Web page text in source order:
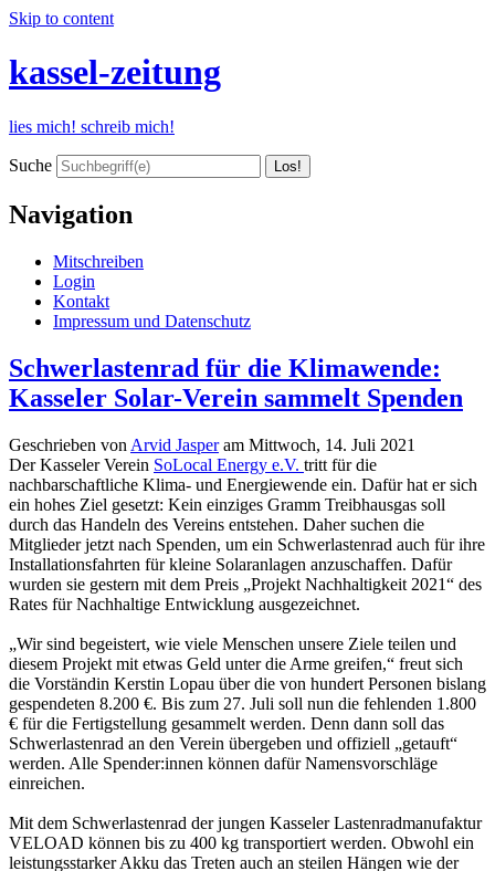
Skip to content
kassel-zeitung
lies mich! schreib mich!
Suche
Navigation
Mitschreiben
Login
Kontakt
Impressum und Datenschutz
Schwerlastenrad für die Klimawende:
Kasseler Solar-Verein sammelt Spenden
Geschrieben von Arvid Jasperam Mittwoch, 14. Juli 2021
Der Kasseler Verein SoLocal Energy e.V. tritt für die
nachbarschaftliche Klima- und Energiewende ein. Dafür hat er sich
ein hohes Ziel gesetzt: Kein einziges Gramm Treibhausgas soll
durch das Handeln des Vereins entstehen. Daher suchen die
Mitglieder jetzt nach Spenden, um ein Schwerlastenrad auch für ihre
Installationsfahrten für kleine Solaranlagen anzuschaffen. Dafür
wurden sie gestern mit dem Preis „Projekt Nachhaltigkeit 2021“ des
Rates für Nachhaltige Entwicklung ausgezeichnet.
„Wir sind begeistert, wie viele Menschen unsere Ziele teilen und
diesem Projekt mit etwas Geld unter die Arme greifen,“ freut sich
die Vorständin Kerstin Lopau über die von hundert Personen bislang
gespendeten 8.200 €. Bis zum 27. Juli soll nun die fehlenden 1.800
€ für die Fertigstellung gesammelt werden. Denn dann soll das
Schwerlastenrad an den Verein übergeben und offiziell „getauft“
werden. Alle Spender:innen können dafür Namensvorschläge
einreichen.
Mit dem Schwerlastenrad der jungen Kasseler Lastenradmanufaktur
VELOAD können bis zu 400 kg transportiert werden. Obwohl ein
leistungsstarker Akku das Treten auch an steilen Hängen wie der